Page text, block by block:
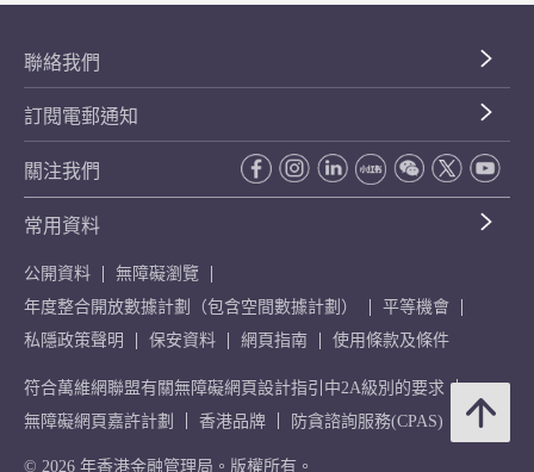
聯絡我們
訂閱電郵通知
關注我們
常用資料
公開資料
無障礙瀏覽
年度整合開放數據計劃（包含空間數據計劃）
平等機會
私隱政策聲明
保安資料 網頁指南 使用條款及條件
符合萬維網聯盟有關無障礙網頁設計指引中2A級別的要求
無障礙網頁嘉許計劃
香港品牌 防貪諮詢服務(CPAS)
© 2026 年香港金融管理局。版權所有。